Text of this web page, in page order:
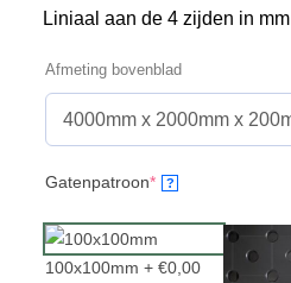
Liniaal aan de 4 zijden in mm
Afmeting bovenblad
Gatenpatroon*(required)
?
100x100mm + €0,00